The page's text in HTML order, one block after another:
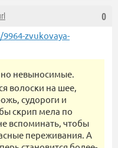
0
zvukovaya-
невыносимые.
волоски на шее,
судороги и
скрип мела по
вспоминать, чтобы
переживания. А